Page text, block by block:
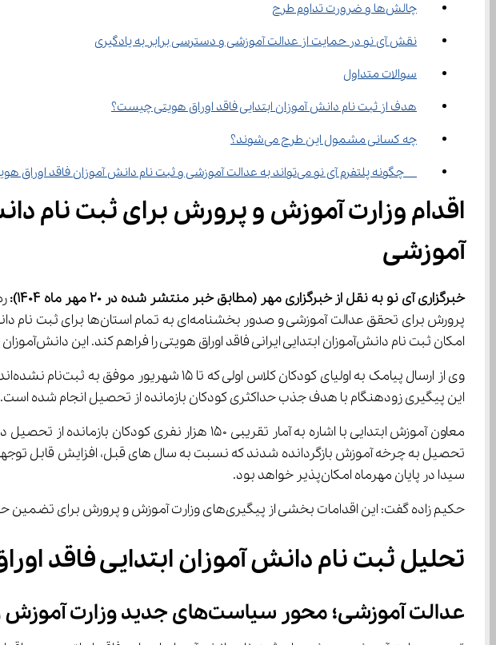
چالش‌ها و ضرورت تداوم طرح
نقش آی‌ نو در حمایت از عدالت آموزشی و دسترسی برابر به یادگیری
سوالات متداول
هدف از ثبت ‌نام دانش ‌آموزان ابتدایی فاقد اوراق هویتی چیست؟
چه کسانی مشمول این طرح می‌شوند؟
چگونه پلتفرم آی ‌نو می‌تواند به عدالت آموزشی و ثبت ‌نام دانش ‌آموزان فاقد اوراق هویتی کمک کند؟
آموزشی
خبرگزاری آی نو به نقل از خبرگزاری مهر (مطابق خبر منتشر شده در 20مهر ماه 1404) :
امکان ثبت ‌نام دانش‌آموزان ابتدایی ایرانی فاقد اوراق هویتی را فراهم کند. این دانش‌آموزان می‌توانند در اسرع وقت در مدارس ثبت‌نام شوند.
این پیگیری زودهنگام با هدف جذب حداکثری کودکان بازمانده از تحصیل انجام شده است.
سیدا در پایان مهرماه امکان‌پذیر خواهد بود.
حکیم زاده گفت: این اقدامات بخشی از پیگیری‌های وزارت آموزش و پرورش برای تضمین حق دسترسی همه کودکان به آموزش و کاهش نابرابری‌های آموزشی است.
تحلیل ثبت ‌نام دانش ‌آموزان ابتدایی فاقد اوراق هویتی؛ گامی مؤثر در کاهش نابرابری آموزشی
عدالت آموزشی؛ محور سیاست‌های جدید وزارت آموزش ‌و پرورش